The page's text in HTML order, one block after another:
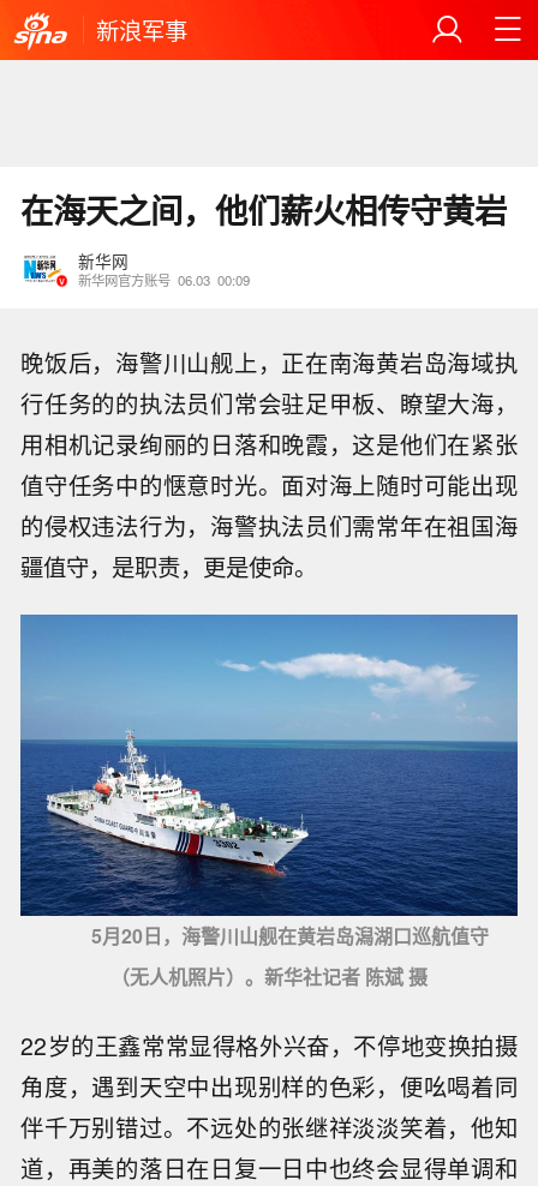
新浪军事
在海天之间，他们薪火相传守黄岩
新华网
新华网官方账号 06.03 00:09
晚饭后，海警川山舰上，正在南海黄岩岛海域执
行任务的的执法员们常会驻足甲板、瞭望大海，
用相机记录绚丽的日落和晚霞，这是他们在紧张
值守任务中的惬意时光。面对海上随时可能出现
的侵权违法行为，海警执法员们需常年在祖国海
疆值守，是职责，更是使命。
5月20日，海警川山舰在黄岩岛潟湖口巡航值守
（无人机照片）。新华社记者 陈斌 摄
22岁的王鑫常常显得格外兴奋，不停地变换拍摄
角度，遇到天空中出现别样的色彩，便吆喝着同
伴千万别错过。不远处的张继祥淡淡笑着，他知
道，再美的落日在日复一日中也终会显得单调和